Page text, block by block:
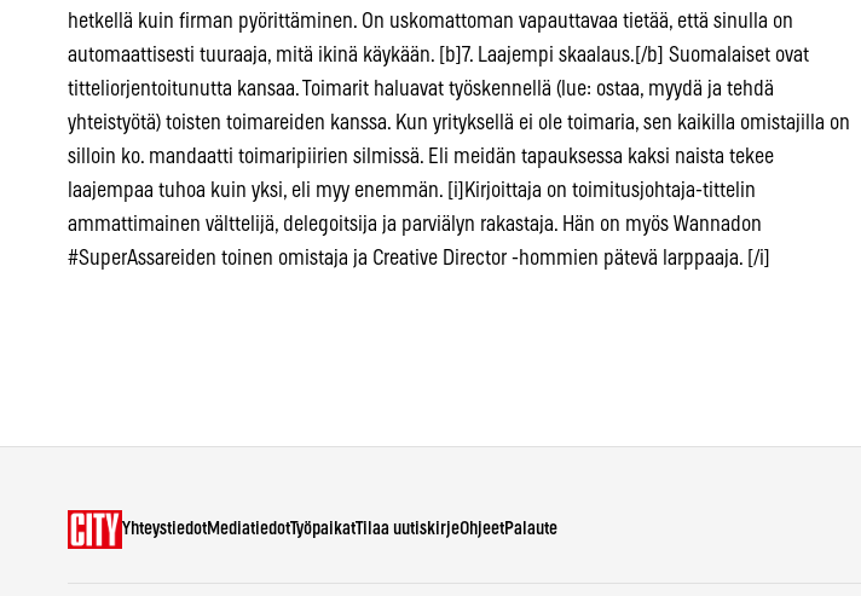
hetkellä kuin firman pyörittäminen. On uskomattoman vapauttavaa tietää, että sinulla on
automaattisesti tuuraaja, mitä ikinä käykään. [b]7. Laajempi skaalaus.[/b] Suomalaiset ovat
titteliorjentoitunutta kansaa. Toimarit haluavat työskennellä (lue: ostaa, myydä ja tehdä
yhteistyötä) toisten toimareiden kanssa. Kun yrityksellä ei ole toimaria, sen kaikilla omistajilla on
silloin ko. mandaatti toimaripiirien silmissä. Eli meidän tapauksessa kaksi naista tekee
laajempaa tuhoa kuin yksi, eli myy enemmän. [i]Kirjoittaja on toimitusjohtaja-tittelin
ammattimainen välttelijä, delegoitsija ja parviälyn rakastaja. Hän on myös Wannadon
#SuperAssareiden toinen omistaja ja Creative Director -hommien pätevä larppaaja. [/i]
YhteystiedotMediatiedotTyöpaikatTilaa uutiskirjeOhjeetPalaute